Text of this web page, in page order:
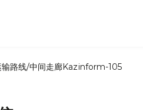
路线/中间走廊Kazinform-105